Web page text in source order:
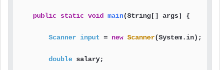
public static void main(String[] args) {
Scanner input = new Scanner
double